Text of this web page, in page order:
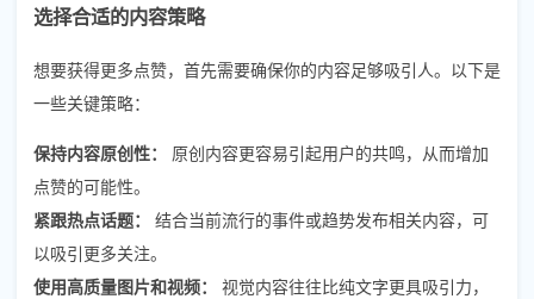
选择合适的内容策略
想要获得更多点赞，首先需要确保你的内容足够吸引人。以下是
一些关键策略：
保持内容原创性：
原创内容更容易引起用户的共鸣，从而增加
点赞的可能性。
紧跟热点话题：
结合当前流行的事件或趋势发布相关内容，可
以吸引更多关注。
使用高质量图片和视频：
视觉内容往往比纯文字更具吸引力，